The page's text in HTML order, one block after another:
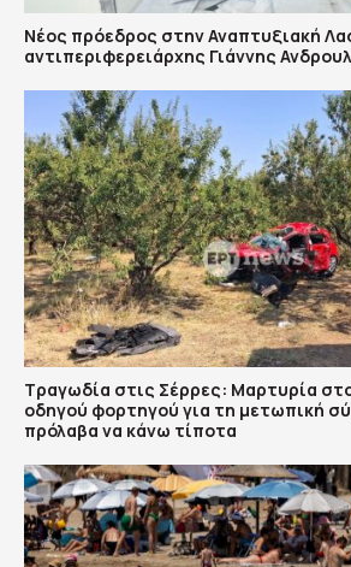
Νέος πρόεδρος στην Αναπτυξιακή
αντιπεριφερειάρχης Γιάννης
Τραγωδία στις Σέρρες: Μαρτυρία
οδηγού φορτηγού για τη μετωπική
πρόλαβα να κάνω τίποτα